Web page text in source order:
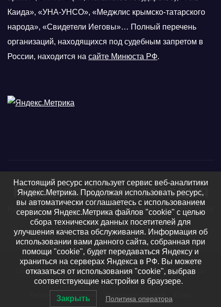
Каида», «УНА-УНСО», «Меджлис крымско-татарского
народа», «Свидетели Иеговы»… Полный перечень
организаций, находящихся под судебным запретом в
России, находится на сайте Минюста РФ.
Нижняя Тавда сегодня
Нижняя Тавда, Нижнетавдинский район - новости, фото
и видео
Сайт работает на WordPress|Тема: Newsup, авторThemeansar
Официально Подписка и реклама
Настоящий ресурс использует сервис веб-аналитики
Яндекс.Метрика. Продолжая использовать ресурс,
вы автоматически соглашаетесь с использованием
сервисом Яндекс.Метрика файлов "cookie" с целью
сбора технических данных посетителей для
улучшения качества обслуживания. Информация об
использовании вами данного сайта, собранная при
помощи "cookie", будет передаваться Яндексу и
храниться на серверах Яндекса в РФ. Вы можете
отказаться от использования "cookie", выбрав
соответствующие настройки в браузере.
Закрыть Политика оператора